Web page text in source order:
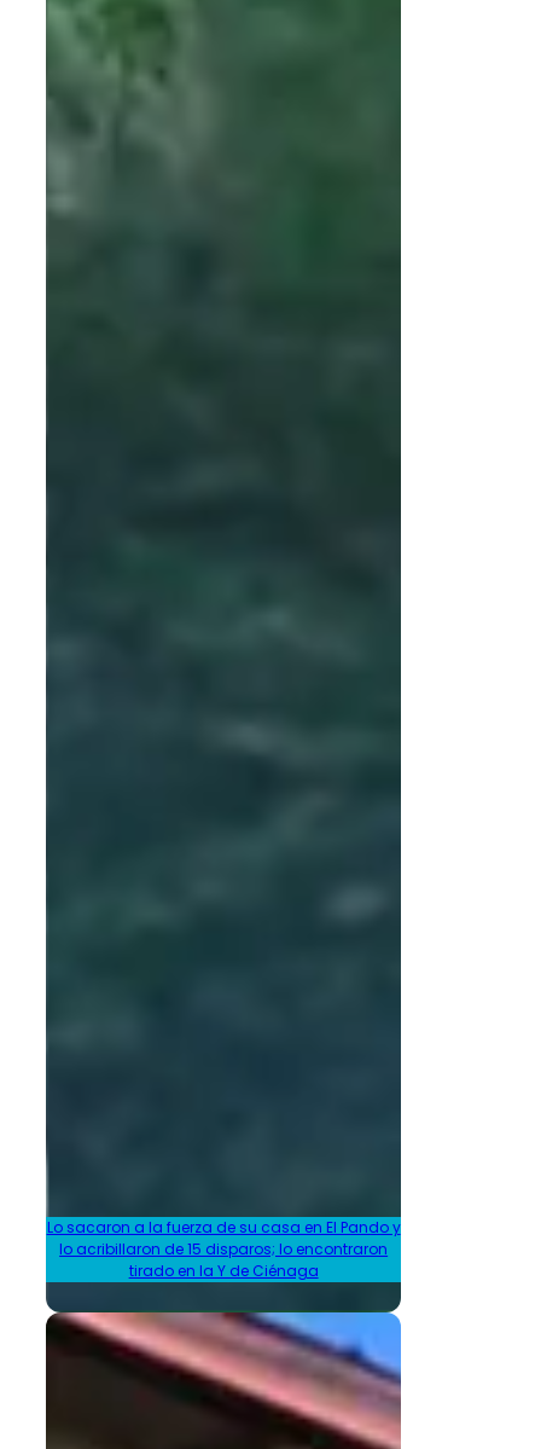
Lo sacaron a la fuerza de su casa en El Pando y
lo acribillaron de 15 disparos; lo encontraron
tirado en la Y de Ciénaga